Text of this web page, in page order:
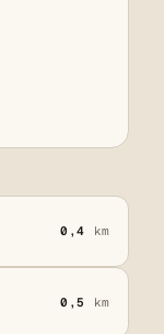
0,4 km
0,5 km